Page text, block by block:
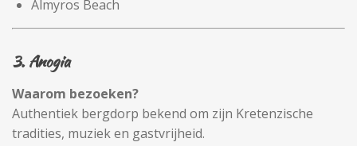
Almyros Beach
3. Anogia
Waarom bezoeken?
Authentiek bergdorp bekend om zijn Kretenzische
tradities, muziek en gastvrijheid.